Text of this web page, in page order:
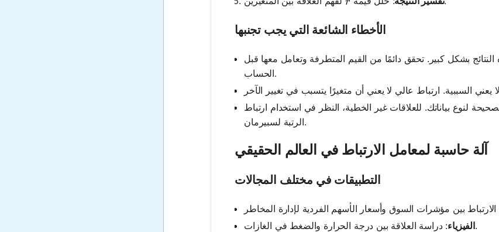
الأخطاء الشائعة التي يجب تجنبها
بشكل كبير. تحقق دائمًا من القيم المتطرفة وتعامل معها قبل
الحساب.
لنوع بياناتك. للعلاقات غير الخطية، النظر في استخدام ارتباط
الرتبة لسبيرمان.
آلة حاسبة لمعامل الارتباط في العالم الحقيقي
التطبيقات في مختلف المجالات
الفيزياء: دراسة العلاقة بين درجة الحرارة والضغط في الغازات.